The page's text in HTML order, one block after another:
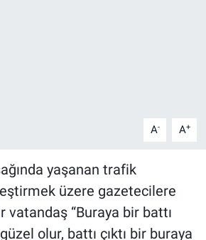
A- A+
yaşanan trafik
üzere gazetecilere
vatandaş “Buraya bir battı
olur, battı çıktı bir buraya